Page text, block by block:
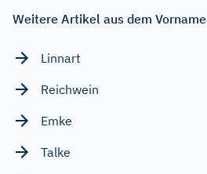
Weitere Artikel aus dem
Linnart
Reichwein
Emke
Talke